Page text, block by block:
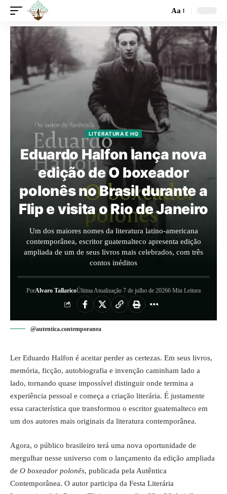
Aa
LITERATURA E HQ
Eduardo Halfon lança nova
edição de O boxeador
polonês no Brasil durante a
Flip e visita o Rio de Janeiro
Um dos maiores nomes da literatura latino-americana
contemporânea, escritor guatemalteco apresenta edição
ampliada de um de seus livros mais celebrados, com três
contos inéditos
PorAlvaro TallaricoÚltima Atualização 7 de julho de 20266 Min Leitura
@autentica.contemporanea
Ler Eduardo Halfon é aceitar perder as certezas. Em seus livros,
memória, ficção, autobiografia e invenção caminham lado a
lado, tornando quase impossível distinguir onde termina a
experiência pessoal e começa a criação literária. É justamente
essa característica que transformou o escritor guatemalteco em
um dos autores mais originais da literatura contemporânea.
Agora, o público brasileiro terá uma nova oportunidade de
mergulhar nesse universo com o lançamento da edição ampliada
de O boxeador polonês, publicada pela Autêntica
Contemporânea. O autor participa da Festa Literária